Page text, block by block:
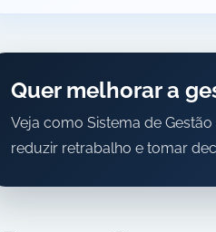
Quer melhorar a
Veja como Sistema de
reduzir retrabalho e tomar